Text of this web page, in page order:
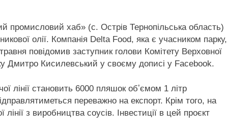
промисловий хаб» (с. Острів Тернопільська область)
олії. Компанія Delta Food, яка є учасником парку,
повідомив заступник голови Комітету Верховної
Дмитро Кисилевський у своєму дописі у Facebook.
лінії становить 6000 пляшок обʼємом 1 літр
переважно на експорт. Крім того, на
з виробництва соусів. Інвестиції в цей проєкт